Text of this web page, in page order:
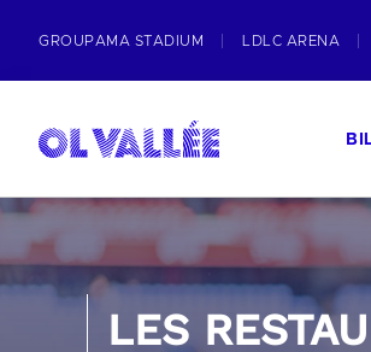
GROUPAMA STADIUM LDLC ARENA
LES